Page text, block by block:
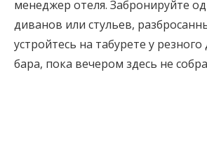
менеджер отеля. Забронируйте
диванов или стульев,
устройтесь на табурете у
бара, пока вечером здесь не